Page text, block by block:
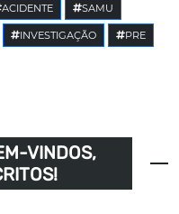
ACIDENTE SAMU
INVESTIGAÇÃO PRE
VINDOS,